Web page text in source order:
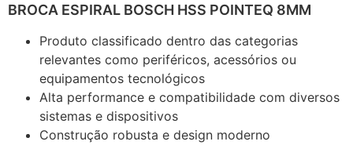
BROCA ESPIRAL BOSCH HSS POINTEQ 8MM
Produto classificado dentro das categorias
relevantes como periféricos, acessórios ou
equipamentos tecnológicos
Alta performance e compatibilidade com diversos
sistemas e dispositivos
Construção robusta e design moderno